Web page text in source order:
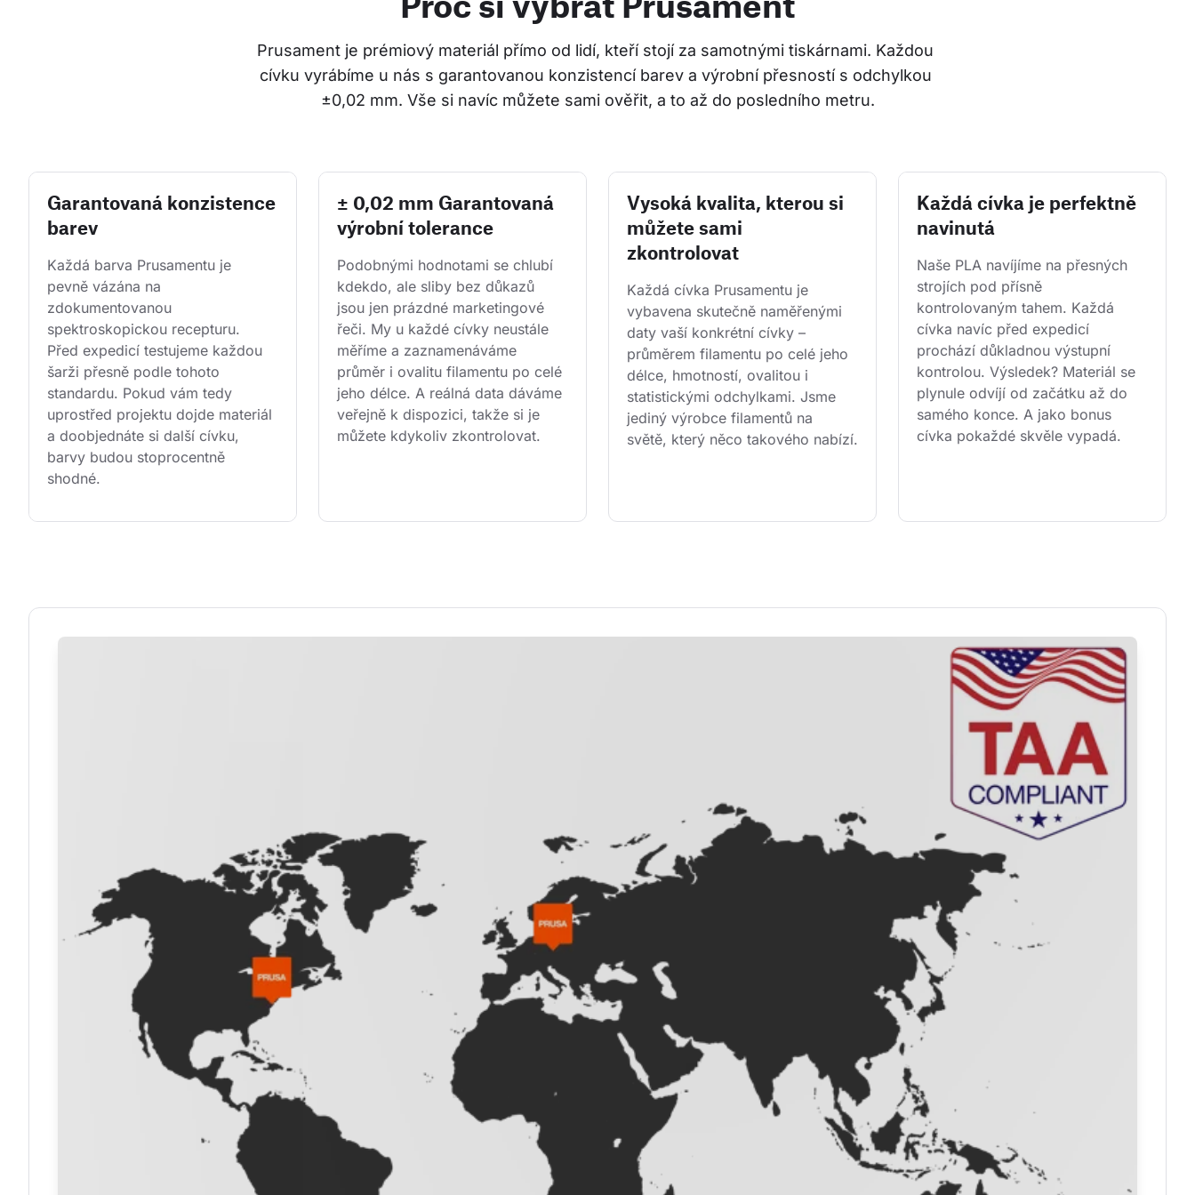
Prusament je prémiový materiál přímo od lidí, kteří stojí za samotnými tiskárnami. Každou
cívku vyrábíme u nás s garantovanou konzistencí barev a výrobní přesností s odchylkou
±0,02 mm. Vše si navíc můžete sami ověřit, a to až do posledního metru.
Garantovaná konzistence
barev
Každá barva Prusamentu je
pevně vázána na
zdokumentovanou
spektroskopickou recepturu.
Před expedicí testujeme každou
šarži přesně podle tohoto
standardu. Pokud vám tedy
uprostřed projektu dojde materiál
a doobjednáte si další cívku,
barvy budou stoprocentně
shodné.
± 0,02 mm Garantovaná
výrobní tolerance
Podobnými hodnotami se chlubí
kdekdo, ale sliby bez důkazů
jsou jen prázdné marketingové
řeči. My u každé cívky neustále
měříme a zaznamenáváme
průměr i ovalitu filamentu po celé
jeho délce. A reálná data dáváme
veřejně k dispozici, takže si je
můžete kdykoliv zkontrolovat.
Vysoká kvalita, kterou si
můžete sami
zkontrolovat
Každá cívka Prusamentu je
vybavena skutečně naměřenými
daty vaší konkrétní cívky –
průměrem filamentu po celé jeho
délce, hmotností, ovalitou i
statistickými odchylkami. Jsme
jediný výrobce filamentů na
světě, který něco takového nabízí.
Každá cívka je perfektně
navinutá
Naše PLA navíjíme na přesných
strojích pod přísně
kontrolovaným tahem. Každá
cívka navíc před expedicí
prochází důkladnou výstupní
kontrolou. Výsledek? Materiál se
plynule odvíjí od začátku až do
samého konce. A jako bonus
cívka pokaždé skvěle vypadá.